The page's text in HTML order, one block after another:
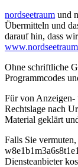
nordseetraum und
Übermitteln und
darauf hin, dass
Ohne schriftliche
Programmcodes
Für von Anzeigen-
Rechtslage nach
Material geklärt
Falls Sie
w8e1b1m3a6s8t1e1
Diensteanbieter